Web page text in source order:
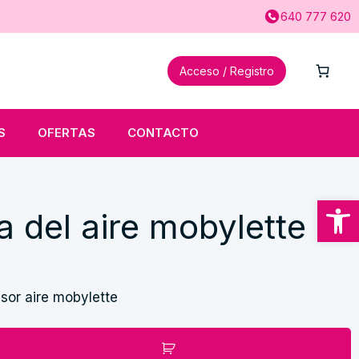
Abrir
640 777 620
Acceso / Registro
OFERTAS CONTACTO
del aire mobylette
aire mobylette